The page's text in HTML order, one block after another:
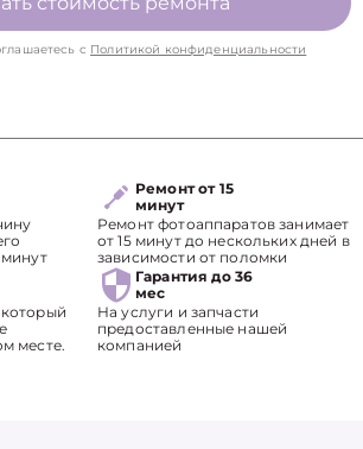
с Политикой конфиденциальности
минут
Ремонт от 15
минут
Ремонт фотоаппаратов занимает
от 15 минут до нескольких дней в
зависимости от поломки
месте.
Гарантия до 36
мес
На услуги и запчасти
предоставленные нашей
компанией